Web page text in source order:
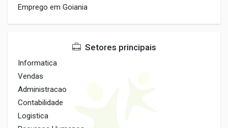
Emprego em Goiania
Setores principais
Informatica
Vendas
Administracao
Contabilidade
Logistica